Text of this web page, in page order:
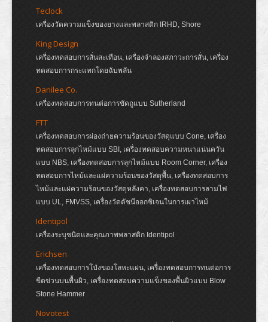
Teclock
เครื่องวัดความแข็งของยางและพลาสติก IRHD, Shore
King Design
เครื่องทดสอบการสั่นสะเทือน, เครื่องจำลองสภาวะการสั่น, เครื่อง
ทดสอบการกระแทกโดยฉับพลัน
Danilee Co.
เครื่องทดสอบการทนต่อการขัดถูแบบ Sutherland
FTT
เครื่องทดสอบการผ่องถ่ายความร้อนของวัสดุแบบ Cone, เครื่อง
ทดสอบการลุกไหม้แบบ SBI, เครื่องทดสอบความหนาแน่นควัน
แบบ NBS, เครื่องทดสอบการลุกไหม้แบบ Room Corner, เครื่อง
ทดสอบการไหม้และแผ่ความร้อนของวัสดุพื้น, เครื่องทดสอบการ
ไหม้และแผ่ความร้อนของวัสดุหลังคา, เครื่องทดสอบการลามไฟ
แบบ UL, FMVSS, เครื่องวัดดัชนีออกซิเจนในการเผาไหม้
Identipol
เครื่องระบุชนิดและคุณภาพพลาสติก Identipol
Erichsen
เครื่องทดสอบการโป่งของโลหะแผ่น, เครื่องทดสอบการทนต่อการ
ขีดข่วนบนพื้นผิว, เครื่องทดสอบความแข็งของพื้นผิวแบบ Blow
Stone Hammer
Novotest